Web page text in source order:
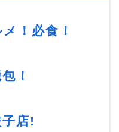
！必食！
！
店!